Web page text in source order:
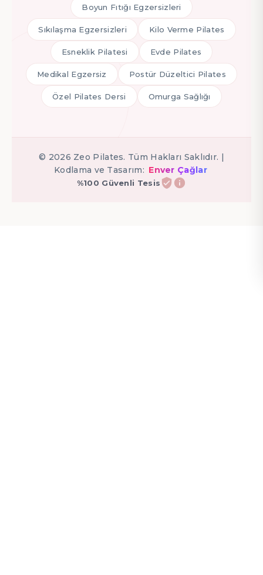
Boyun Fıtığı Egzersizleri
Sıkılaşma Egzersizleri Kilo Verme Pilates
Esneklik Pilatesi Evde Pilates
Medikal Egzersiz Postür Düzeltici Pilates
Özel Pilates Dersi Omurga Sağlığı
© 2026 Zeo Pilates. Tüm Hakları Saklıdır. |
Kodlama ve Tasarım: Enver Çağlar
%100 Güvenli Tesis